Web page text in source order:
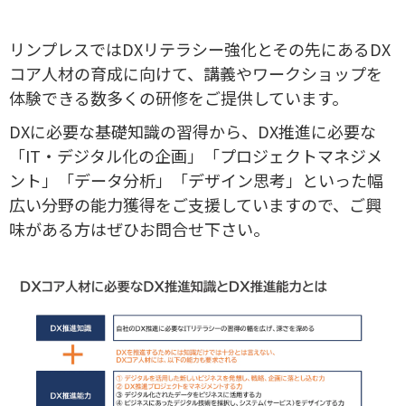
リンプレスではDXリテラシー強化とその先にあるDX
コア人材の育成に向けて、講義やワークショップを
体験できる数多くの研修をご提供しています。
DXに必要な基礎知識の習得から、DX推進に必要な
「IT・デジタル化の企画」「プロジェクトマネジメ
ント」「データ分析」「デザイン思考」といった幅
広い分野の能力獲得をご支援していますので、ご興
味がある方はぜひお問合せ下さい。